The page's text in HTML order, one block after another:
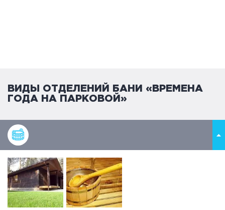
ВИДЫ ОТДЕЛЕНИЙ БАНИ «ВРЕМЕНА
ГОДА НА ПАРКОВОЙ»